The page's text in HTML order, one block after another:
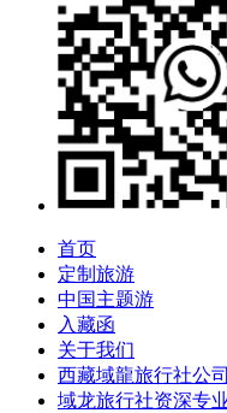
首页
定制旅游
中国主题游
入藏函
关于我们
西藏域龍旅行社公
域龙旅行社资深专